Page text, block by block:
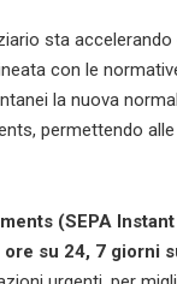
sta
con le
la nuova
, permettendo
(SEPA
ore su 24, 7 giorni